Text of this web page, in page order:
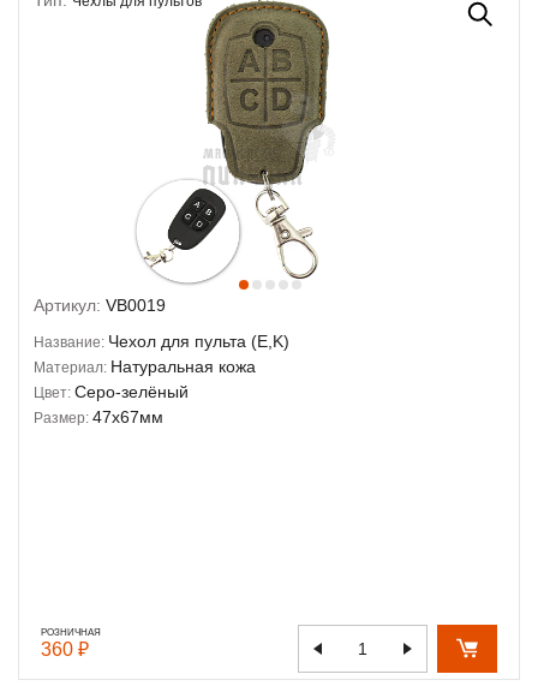
Артикул: VB0019
Название: Чехол для пульта (E,K)
Материал: Натуральная кожа
Цвет: Серо-зелёный
Размер: 47х67мм
РОЗНИЧНАЯ
360 ₽